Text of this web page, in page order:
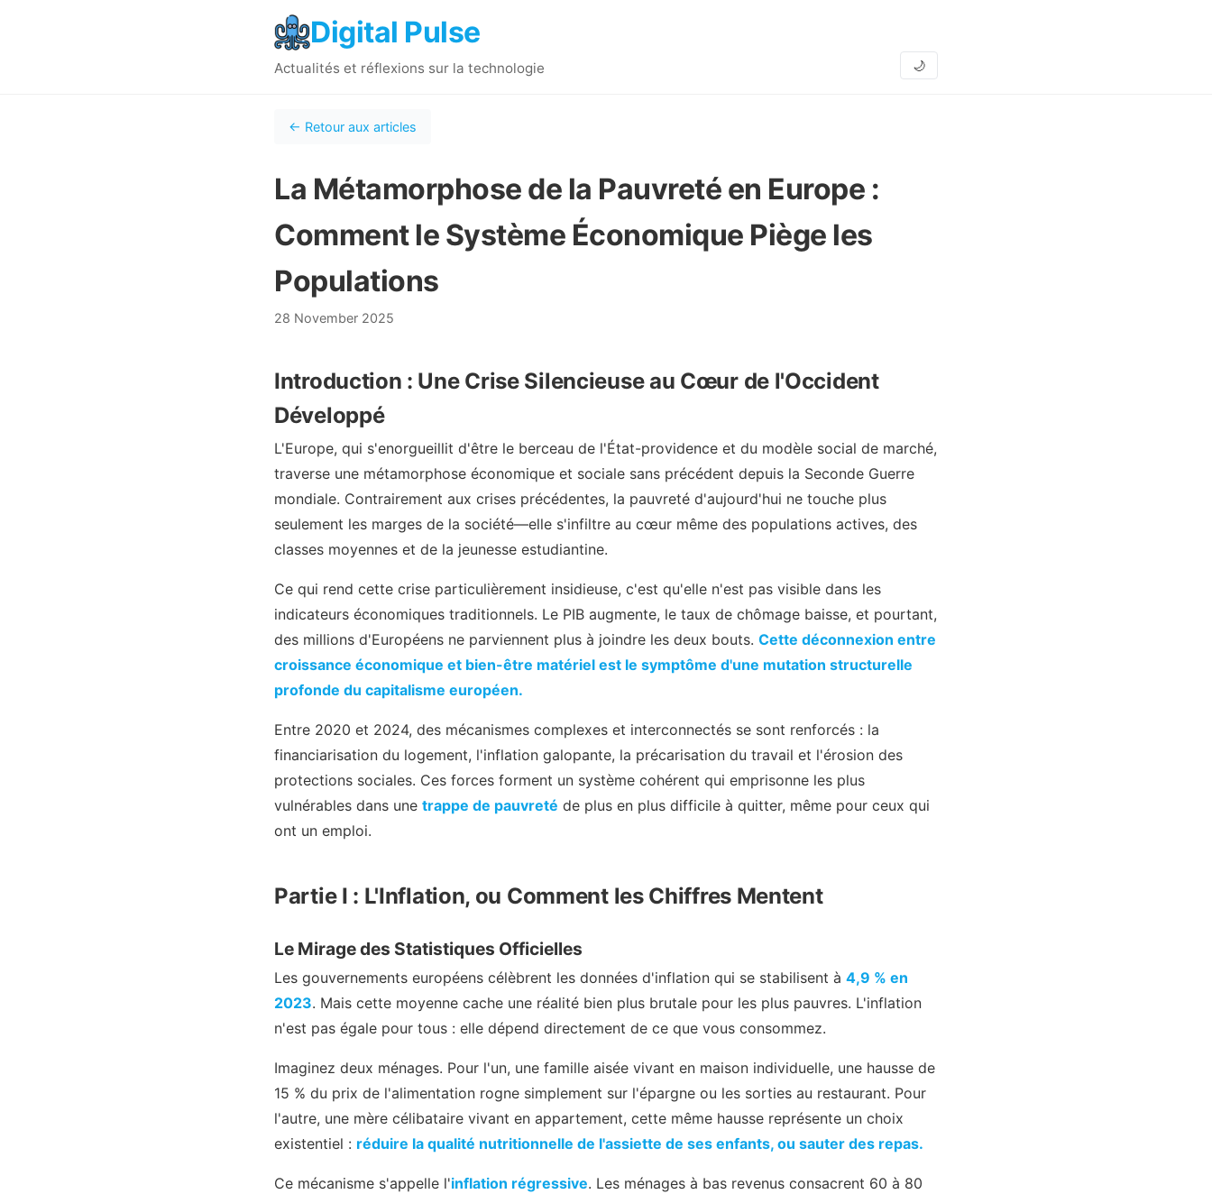
Digital Pulse
Actualités et réflexions sur la technologie 🌙
← Retour aux articles
La Métamorphose de la Pauvreté en Europe :
Comment le Système Économique Piège les
Populations
28 November 2025
Introduction : Une Crise Silencieuse au Cœur de l'Occident
Développé
L'Europe, qui s'enorgueillit d'être le berceau de l'État-providence et du modèle social de marché,
traverse une métamorphose économique et sociale sans précédent depuis la Seconde Guerre
mondiale. Contrairement aux crises précédentes, la pauvreté d'aujourd'hui ne touche plus
seulement les marges de la société—elle s'infiltre au cœur même des populations actives, des
classes moyennes et de la jeunesse estudiantine.
Ce qui rend cette crise particulièrement insidieuse, c'est qu'elle n'est pas visible dans les
indicateurs économiques traditionnels. Le PIB augmente, le taux de chômage baisse, et pourtant,
des millions d'Européens ne parviennent plus à joindre les deux bouts. Cette déconnexion entre
croissance économique et bien-être matériel est le symptôme d'une mutation structurelle
profonde du capitalisme européen.
Entre 2020 et 2024, des mécanismes complexes et interconnectés se sont renforcés : la
financiarisation du logement, l'inflation galopante, la précarisation du travail et l'érosion des
protections sociales. Ces forces forment un système cohérent qui emprisonne les plus
vulnérables dans une trappe de pauvreté de plus en plus difficile à quitter, même pour ceux qui
ont un emploi.
Partie I : L'Inflation, ou Comment les Chiffres Mentent
Le Mirage des Statistiques Officielles
Les gouvernements européens célèbrent les données d'inflation qui se stabilisent à 4,9 % en
2023. Mais cette moyenne cache une réalité bien plus brutale pour les plus pauvres. L'inflation
n'est pas égale pour tous : elle dépend directement de ce que vous consommez.
Imaginez deux ménages. Pour l'un, une famille aisée vivant en maison individuelle, une hausse de
15 % du prix de l'alimentation rogne simplement sur l'épargne ou les sorties au restaurant. Pour
l'autre, une mère célibataire vivant en appartement, cette même hausse représente un choix
existentiel : réduire la qualité nutritionnelle de l'assiette de ses enfants, ou sauter des repas.
Ce mécanisme s'appelle l'inflation régressive. Les ménages à bas revenus consacrent 60 à 80